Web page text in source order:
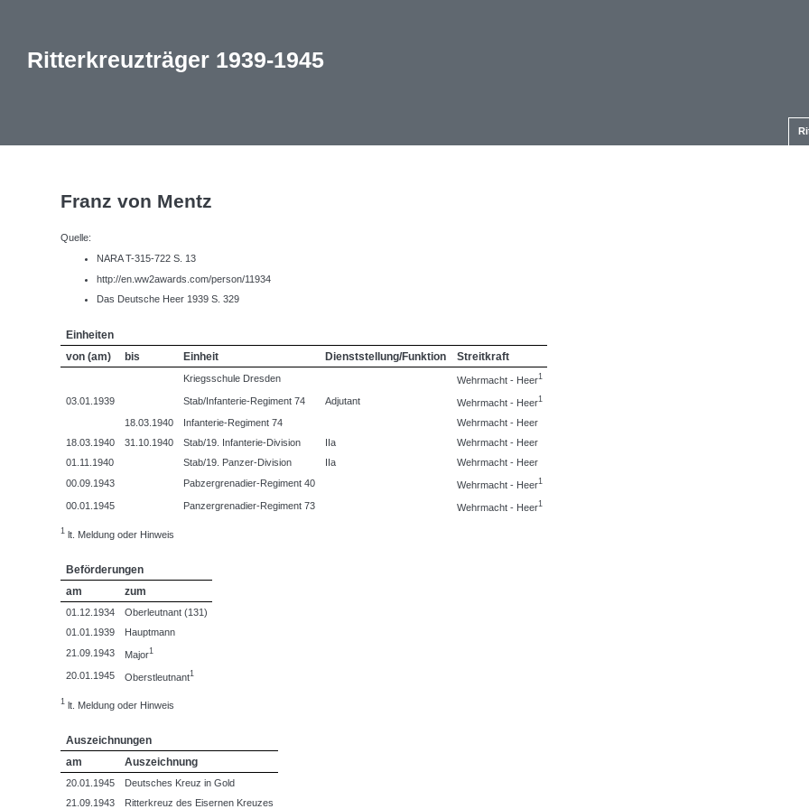
Ritterkreuzträger 1939-1945
Franz von Mentz
Quelle:
NARA T-315-722 S. 13
http://en.ww2awards.com/person/11934
Das Deutsche Heer 1939 S. 329
Einheiten
von (am)
bis Einheit Dienststellung/Funktion Streitkraft
Kriegsschule Dresden Wehrmacht - Heer1
03.01.1939 Stab/Infanterie-Regiment 74 Adjutant Wehrmacht - Heer1
18.03.1940 Infanterie-Regiment 74
Wehrmacht - Heer
18.03.1940
31.10.1940 Stab/19. Infanterie-Division IIa
Wehrmacht - Heer
01.11.1940
Stab/19. Panzer-Division IIa
Wehrmacht - Heer
00.09.1943
Pabzergrenadier-Regiment 40 Wehrmacht - Heer1
00.01.1945 Panzergrenadier-Regiment 73 Wehrmacht - Heer1
1 lt. Meldung oder Hinweis
Beförderungen
am
zum
01.12.1934
Oberleutnant (131)
01.01.1939
Hauptmann
21.09.1943
Major1
20.01.1945 Oberstleutnant1
1 lt. Meldung oder Hinweis
Auszeichnungen
am
Auszeichnung
20.01.1945
Deutsches Kreuz in Gold
21.09.1943
Ritterkreuz des Eisernen Kreuzes